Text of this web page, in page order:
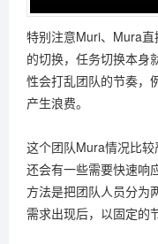
特别注意Muri、Mura
的切换，任务切换本身
性会打乱团队的节奏，
产生浪费。
这个团队Mura情况比较
还会有一些需要快速响
方法是把团队人员分为
需求出现后，以固定的